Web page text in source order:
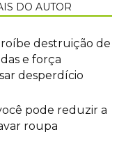
DO AUTOR
destruição de
e força
desperdício
pode reduzir a
roupa